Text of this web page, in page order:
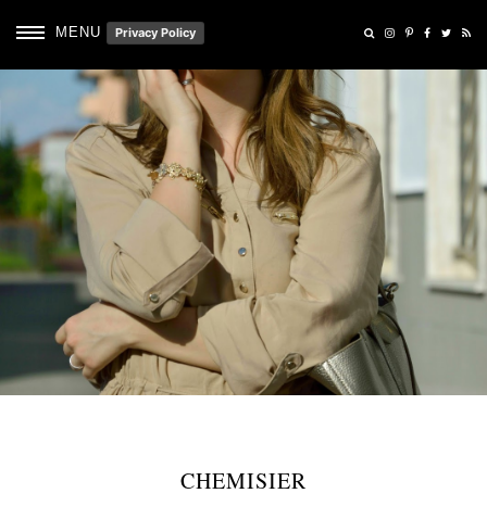
MENU Privacy Policy
CHEMISIER